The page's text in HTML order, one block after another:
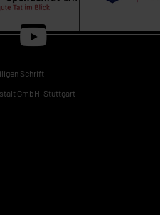
Schrift
GmbH, Stuttgart